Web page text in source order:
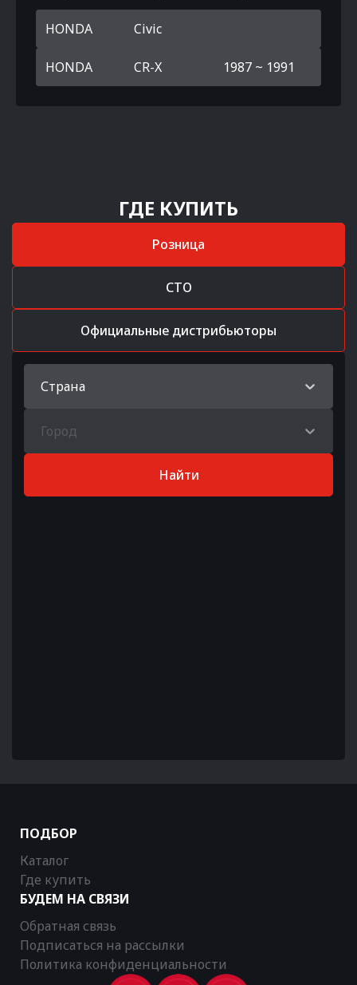
HONDA Civic
HONDA CR-X 1987 ~ 1991
ГДЕ КУПИТЬ
Розница
СТО
Официальные дистрибьюторы
Страна
Город
Найти
ПОДБОР
Каталог
Где купить
БУДЕМ НА СВЯЗИ
Обратная связь
Подписаться на рассылки
Политика конфиденциальности